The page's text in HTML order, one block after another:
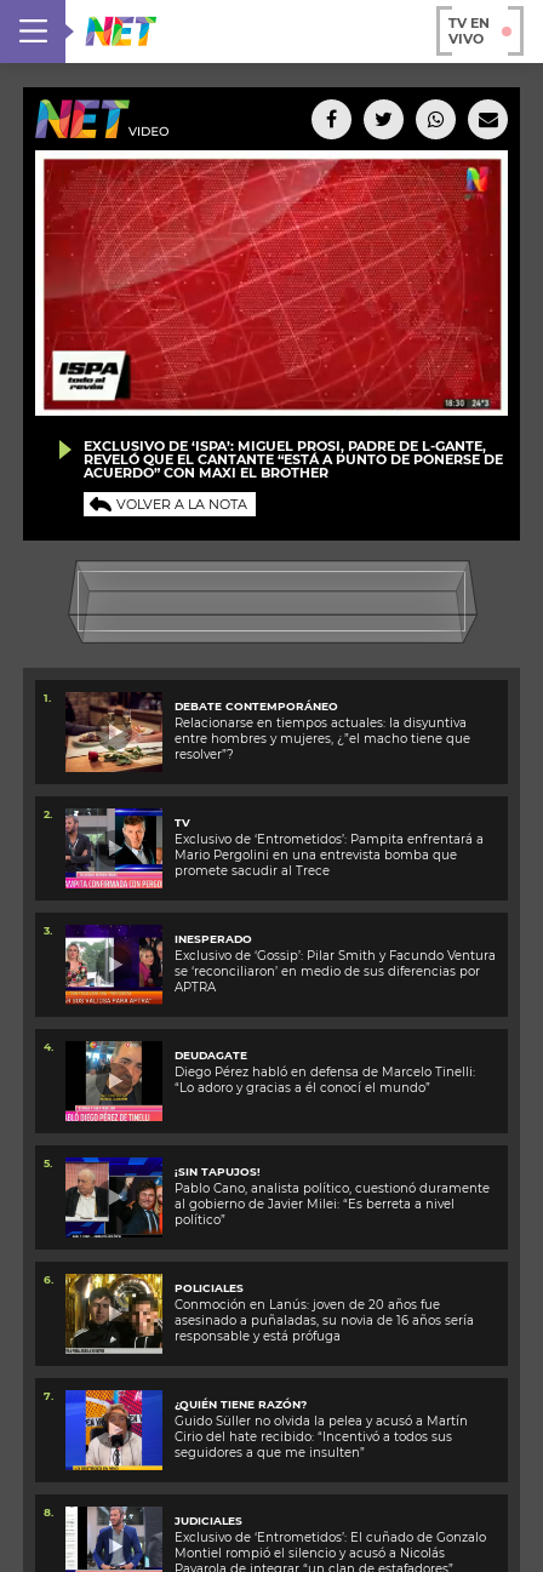
TV EN
VIVO
EXCLUSIVO DE ‘ISPA’: MIGUEL PROSI, PADRE DE L-GANTE,
REVELÓ QUE EL CANTANTE “ESTÁ A PUNTO DE PONERSE DE
ACUERDO” CON MAXI EL BROTHER
VOLVER A LA NOTA
1.
DEBATE CONTEMPORÁNEO
Relacionarse en tiempos actuales: la disyuntiva
entre hombres y mujeres, ¿”el macho tiene que
resolver”?
2.
TV
Exclusivo de ‘Entrometidos’: Pampita enfrentará a
Mario Pergolini en una entrevista bomba que
promete sacudir al Trece
3.
INESPERADO
Exclusivo de ‘Gossip’: Pilar Smith y Facundo Ventura
se ‘reconciliaron’ en medio de sus diferencias por
APTRA
4.
DEUDAGATE
Diego Pérez habló en defensa de Marcelo Tinelli:
“Lo adoro y gracias a él conocí el mundo”
5.
¡SIN TAPUJOS!
Pablo Cano, analista político, cuestionó duramente
al gobierno de Javier Milei: “Es berreta a nivel
político”
6.
POLICIALES
Conmoción en Lanús: joven de 20 años fue
asesinado a puñaladas, su novia de 16 años sería
responsable y está prófuga
7.
¿QUIÉN TIENE RAZÓN?
Guido Süller no olvida la pelea y acusó a Martín
Cirio del hate recibido: “Incentivó a todos sus
seguidores a que me insulten”
8.
JUDICIALES
Exclusivo de ‘Entrometidos’: El cuñado de Gonzalo
Montiel rompió el silencio y acusó a Nicolás